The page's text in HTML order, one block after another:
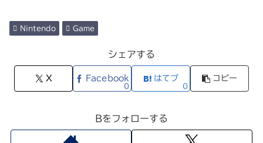
Nintendo Game
シェアする
X Facebook
0
はてブ
0
コピー
Bをフォローする